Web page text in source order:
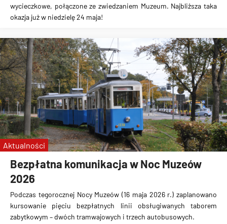
wycieczkowe, połączone ze zwiedzaniem Muzeum. Najbliższa taka
okazja już w niedzielę 24 maja!
Bezpłatna komunikacja w Noc Muzeów
2026
Podczas tegorocznej Nocy Muzeów (16 maja 2026 r.) zaplanowano
kursowanie pięciu bezpłatnych linii obsługiwanych taborem
zabytkowym – dwóch tramwajowych i trzech autobusowych.
Aktualności